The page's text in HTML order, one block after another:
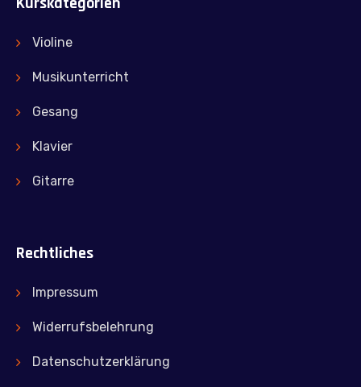
Violine
Musikunterricht
Gesang
Klavier
Gitarre
Rechtliches
Impressum
Widerrufsbelehrung
Datenschutzerklärung